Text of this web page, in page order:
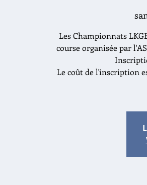
Les Championnats
course organisée par
Le coût de l'inscription